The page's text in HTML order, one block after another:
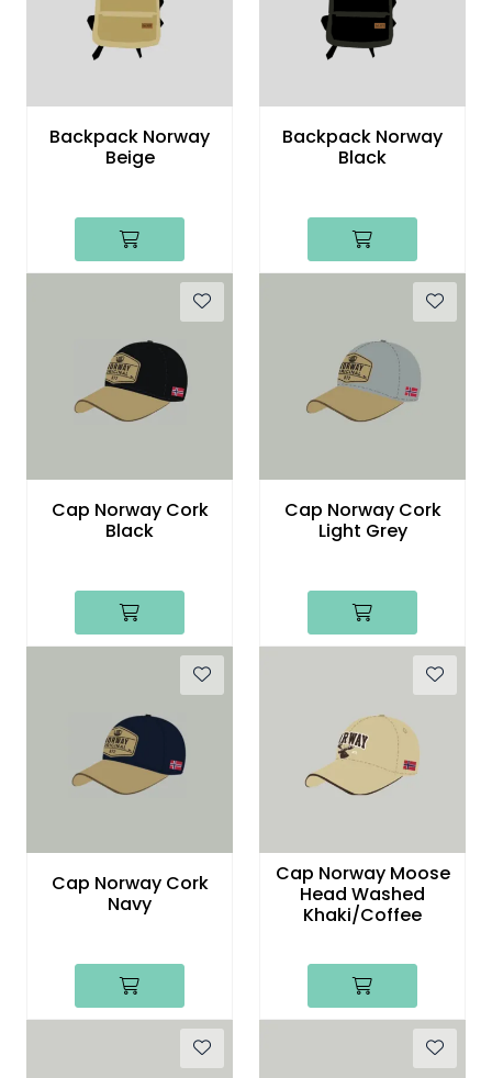
Backpack Norway
Beige
Backpack Norway
Black
Cap Norway Cork
Black
Cap Norway Cork
Light Grey
Cap Norway Cork
Navy
Cap Norway Moose
Head Washed
Khaki/Coffee